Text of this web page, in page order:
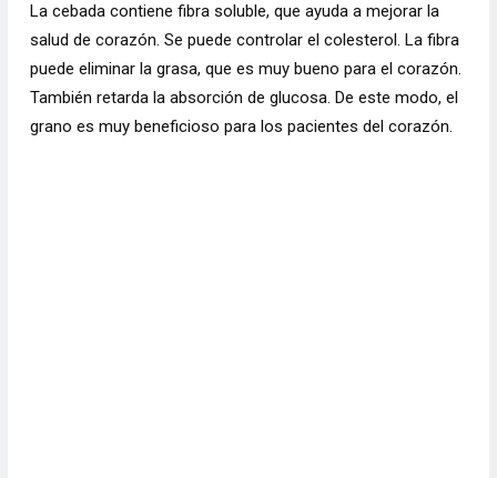
La cebada contiene fibra soluble, que ayuda a mejorar la
salud de corazón. Se puede controlar el colesterol. La fibra
puede eliminar la grasa, que es muy bueno para el corazón.
También retarda la absorción de glucosa. De este modo, el
grano es muy beneficioso para los pacientes del corazón.